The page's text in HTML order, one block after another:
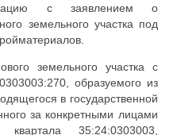
с заявлением о
земельного участка под
земельного участка с
образуемого из
в государственной
за конкретными лицами
35:24:0303003,